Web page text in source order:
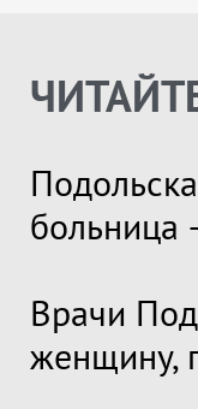
больница
Врачи
женщину,